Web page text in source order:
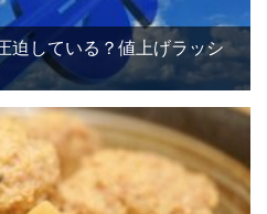
迫している？値上げラッシ